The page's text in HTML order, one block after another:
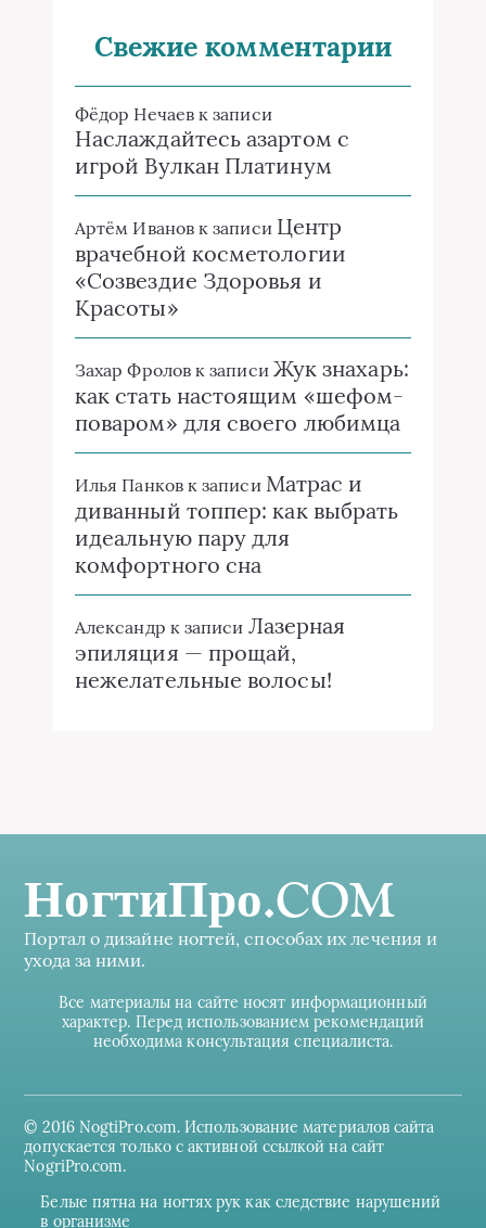
Свежие комментарии
Фёдор Нечаевк записи
Наслаждайтесь азартом с
игрой Вулкан Платинум
Артём Ивановк записи Центр
врачебной косметологии
«Созвездие Здоровья и
Красоты»
Захар Фроловк записи Жук знахарь:
как стать настоящим «шефом-
поваром» для своего любимца
Илья Панковк записи Матрас и
диванный топпер: как выбрать
идеальную пару для
комфортного сна
Александр к записи Лазерная
эпиляция — прощай,
нежелательные волосы!
НогтиПро.COM
Портал о дизайне ногтей, способах их лечения и
ухода за ними.
Все материалы на сайте носят информационный
характер. Перед использованием рекомендаций
необходима консультация специалиста.
© 2016 NogtiPro.com. Использование материалов сайта
допускается только с активной ссылкой на сайт
NogriPro.com.
Белые пятна на ногтях рук как следствие нарушений
в организме